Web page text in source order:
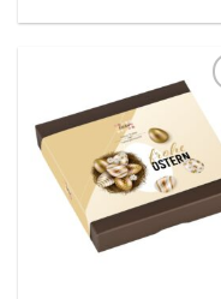
Auf die